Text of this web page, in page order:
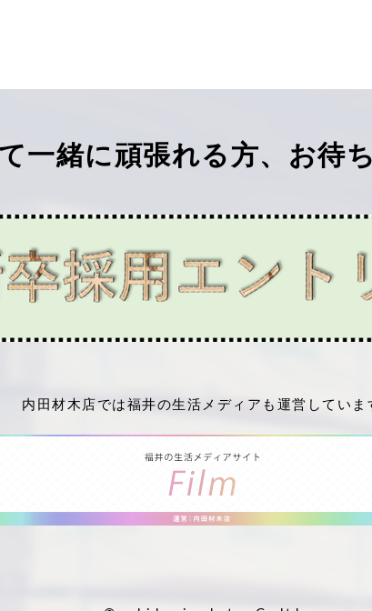
一緒に頑張れる方、お待
内田材木店では福井の生活メディアも運営していま